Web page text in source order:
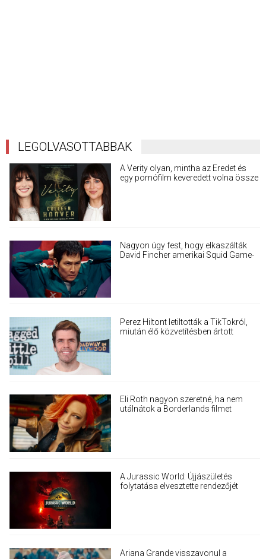
LEGOLVASOTTABBAK
A Verity olyan, mintha az Eredet és
egy pornófilm keveredett volna össze
Nagyon úgy fest, hogy elkaszálták
David Fincher amerikai Squid Game-
Perez Hiltont letiltották a TikTokról,
miután élő közvetítésben ártott
Eli Roth nagyon szeretné, ha nem
utálnátok a Borderlands filmet
A Jurassic World: Újjászületés
folytatása elvesztette rendezőjét
Ariana Grande visszavonul a